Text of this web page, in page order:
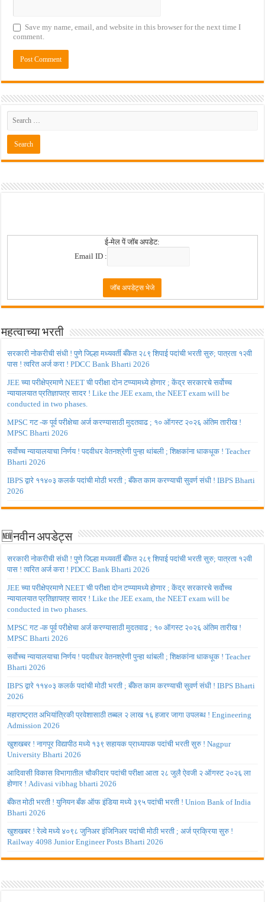
Save my name, email, and website in this browser for the next time I
comment.
ई-मेल पें जॉब अपडेट:
Email ID :
महत्वाच्या भरती
सरकारी नोकरीची संधी ! पुणे जिल्हा मध्यवर्ती बँकेत २८९ शिपाई पदांची भरती सुरु; पात्रता १२वी
पास ! त्वरित अर्ज करा ! PDCC Bank Bharti 2026
JEE च्या परीक्षेप्रमाणे NEET ची परीक्षा दोन टप्प्यामध्ये होणार ; केंद्र सरकारचे सर्वोच्च
न्यायालयात प्रतिज्ञापत्र सादर ! Like the JEE exam, the NEET exam will be
conducted in two phases.
MPSC गट -क पूर्व परीक्षेचा अर्ज करण्यासाठी मुदतवाढ ; १० ऑगस्ट २०२६ अंतिम तारीख !
MPSC Bharti 2026
सर्वोच्च न्यायालयाचा निर्णय ! पदवीधर वेतनश्रेणी पुन्हा थांबली ; शिक्षकांना धाकधूक ! Teacher
Bharti 2026
IBPS द्वारे ११४०३ कलर्क पदांची मोठी भरती ; बँकेत काम करण्याची सुवर्ण संधी ! IBPS Bharti
2026
🆕नवीन अपडेट्स
सरकारी नोकरीची संधी ! पुणे जिल्हा मध्यवर्ती बँकेत २८९ शिपाई पदांची भरती सुरु; पात्रता १२वी
पास ! त्वरित अर्ज करा ! PDCC Bank Bharti 2026
JEE च्या परीक्षेप्रमाणे NEET ची परीक्षा दोन टप्प्यामध्ये होणार ; केंद्र सरकारचे सर्वोच्च
न्यायालयात प्रतिज्ञापत्र सादर ! Like the JEE exam, the NEET exam will be
conducted in two phases.
MPSC गट -क पूर्व परीक्षेचा अर्ज करण्यासाठी मुदतवाढ ; १० ऑगस्ट २०२६ अंतिम तारीख !
MPSC Bharti 2026
सर्वोच्च न्यायालयाचा निर्णय ! पदवीधर वेतनश्रेणी पुन्हा थांबली ; शिक्षकांना धाकधूक ! Teacher
Bharti 2026
IBPS द्वारे ११४०३ कलर्क पदांची मोठी भरती ; बँकेत काम करण्याची सुवर्ण संधी ! IBPS Bharti
2026
महाराष्ट्रात अभियांत्रिकी प्रवेशासाठी तब्बल २ लाख १६ हजार जागा उपलब्ध ! Engineering
Admission 2026
खुशखबर ! नागपूर विद्यापीठ मध्ये १३९ सहायक प्राध्यापक पदांची भरती सुरु ! Nagpur
University Bharti 2026
आदिवासी विकास विभागातील चौकीदार पदांची परीक्षा आता २८ जुलै ऐवजी २ ऑगस्ट २०२६ ला
होणार ! Adivasi vibhag bharti 2026
बँकेत मोठी भरती ! युनियन बँक ऑफ इंडिया मध्ये ३९५ पदांची भरती ! Union Bank of India
Bharti 2026
खुशखबर ! रेल्वे मध्ये ४०९८ जुनिअर इंजिनिअर पदांची मोठी भरती ; अर्ज प्रक्रिया सुरु !
Railway 4098 Junior Engineer Posts Bharti 2026